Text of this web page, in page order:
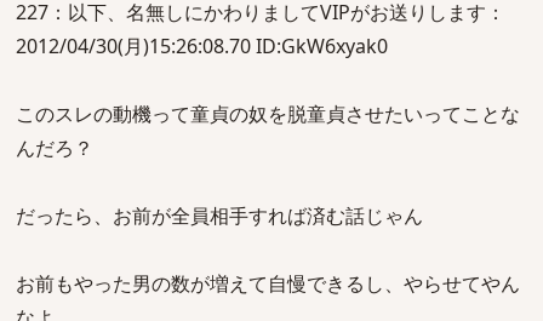
227：以下、名無しにかわりましてVIPがお送りします：
2012/04/30(月)15:26:08.70 ID:GkW6xyak0
このスレの動機って童貞の奴を脱童貞させたいってことな
んだろ？
だったら、お前が全員相手すれば済む話じゃん
お前もやった男の数が増えて自慢できるし、やらせてやん